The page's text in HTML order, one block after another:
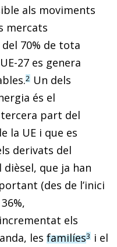
als moviments
mercats
70% de tota
27 es genera
2 Un dels
és el
part del
la UE i que es
derivats del
que ja han
(des de l’inici
els
les fami­líes3 i el